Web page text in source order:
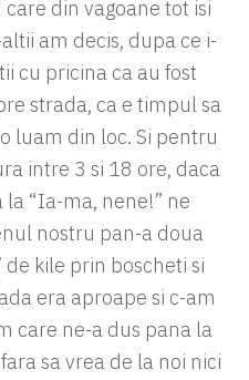
din vagoane tot isi
am decis, dupa ce i-
cu pricina ca au fost
strada, ca e timpul sa
luam din loc. Si pentru
intre 3 si 18 ore, daca
“Ia-ma, nene!” ne
nostru pan-a doua
de kile prin boscheti si
era aproape si c-am
care ne-a dus pana la
sa vrea de la noi nici